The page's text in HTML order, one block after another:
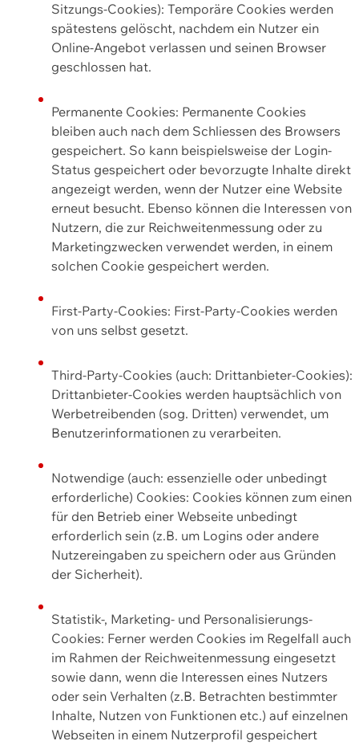
Sitzungs-Cookies): Temporäre Cookies werden
spätestens gelöscht, nachdem ein Nutzer ein
Online-Angebot verlassen und seinen Browser
geschlossen hat.
Permanente Cookies: Permanente Cookies
bleiben auch nach dem Schliessen des Browsers
gespeichert. So kann beispielsweise der Login-
Status gespeichert oder bevorzugte Inhalte direkt
angezeigt werden, wenn der Nutzer eine Website
erneut besucht. Ebenso können die Interessen von
Nutzern, die zur Reichweitenmessung oder zu
Marketingzwecken verwendet werden, in einem
solchen Cookie gespeichert werden.
First-Party-Cookies: First-Party-Cookies werden
von uns selbst gesetzt.
Third-Party-Cookies (auch: Drittanbieter-Cookies):
Drittanbieter-Cookies werden hauptsächlich von
Werbetreibenden (sog. Dritten) verwendet, um
Benutzerinformationen zu verarbeiten.
Notwendige (auch: essenzielle oder unbedingt
erforderliche) Cookies: Cookies können zum einen
für den Betrieb einer Webseite unbedingt
erforderlich sein (z.B. um Logins oder andere
Nutzereingaben zu speichern oder aus Gründen
der Sicherheit).
Statistik-, Marketing- und Personalisierungs-
Cookies: Ferner werden Cookies im Regelfall auch
im Rahmen der Reichweitenmessung eingesetzt
sowie dann, wenn die Interessen eines Nutzers
oder sein Verhalten (z.B. Betrachten bestimmter
Inhalte, Nutzen von Funktionen etc.) auf einzelnen
Webseiten in einem Nutzerprofil gespeichert